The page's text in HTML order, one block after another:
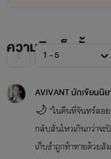
ความคิดเห็นทั้งห
🌙 “ในคืนที่จันทร์ลอ
กลับสั่นไหวเกินกว่าจ
เก็บงำถูกท้าทายด้วย